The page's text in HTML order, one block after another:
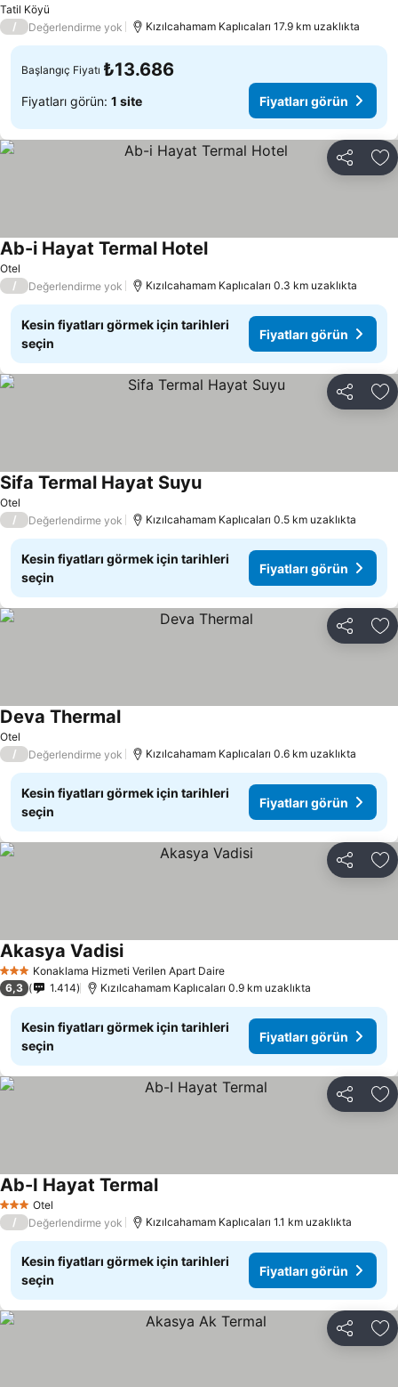
Tatil Köyü
/
Değerlendirme yok Kızılcahamam Kaplıcaları 17.9 km uzaklıkta
Başlangıç Fiyatı ₺13.686
Fiyatları görün: 1 site Fiyatları görün
Paylaş
Otel
Ab-i Hayat Termal Hotel
/ Değerlendirme yok Kızılcahamam Kaplıcaları 0.3 km uzaklıkta
Kesin fiyatları görmek için tarihleri
seçin
Fiyatları görün
Paylaş
Otel
Sifa Termal Hayat Suyu
/ Değerlendirme yok Kızılcahamam Kaplıcaları 0.5 km uzaklıkta
Kesin fiyatları görmek için tarihleri
seçin
Fiyatları görün
Paylaş
Otel
Deva Thermal
/ Değerlendirme yok Kızılcahamam Kaplıcaları 0.6 km uzaklıkta
Kesin fiyatları görmek için tarihleri
seçin
Fiyatları görün
Paylaş
3 YıldızKonaklama Hizmeti Verilen Apart Daire
Akasya Vadisi
6,3 1.414 Kızılcahamam Kaplıcaları 0.9 km uzaklıkta
Kesin fiyatları görmek için tarihleri
seçin
Fiyatları görün
Paylaş
3 YıldızOtel
Ab-I Hayat Termal
/ Değerlendirme yok Kızılcahamam Kaplıcaları 1.1 km uzaklıkta
Kesin fiyatları görmek için tarihleri
seçin
Fiyatları görün
Paylaş